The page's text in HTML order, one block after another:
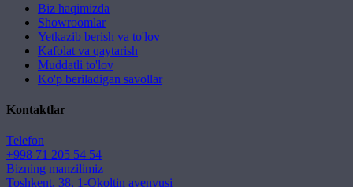
Biz haqimizda
Showroomlar
Yetkazib berish va to'lov
Kafolat va qaytarish
Muddatli to'lov
Ko'p beriladigan savollar
Kontaktlar
Telefon
+998 71 205 54 54
Bizning manzilimiz
Toshkent, 38, 1-Okoltin avenyusi